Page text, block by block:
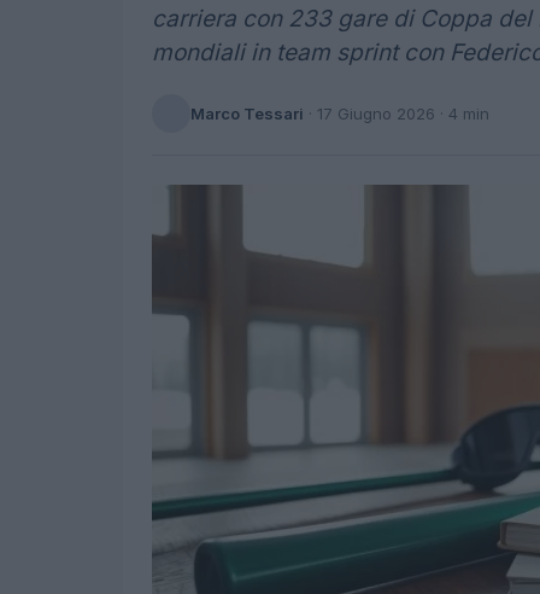
carriera con 233 gare di Coppa
mondiali in team sprint con
Marco Tessari · 17 Giugno 2026 · 4 min